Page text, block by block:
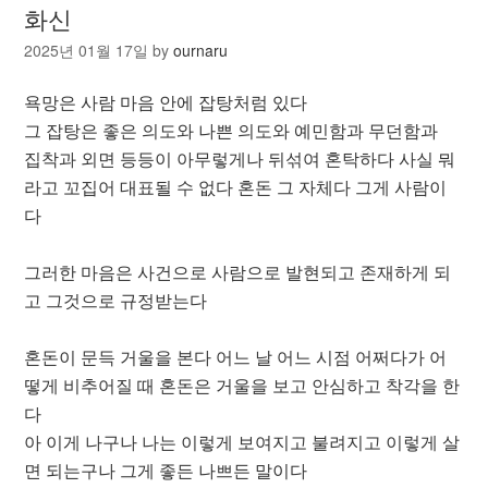
화신
2025년 01월 17일 byournaru
욕망은 사람 마음 안에 잡탕처럼 있다
그 잡탕은 좋은 의도와 나쁜 의도와 예민함과 무던함과
집착과 외면 등등이 아무렇게나 뒤섞여 혼탁하다 사실 뭐
라고 꼬집어 대표될 수 없다 혼돈 그 자체다 그게 사람이
다
그러한 마음은 사건으로 사람으로 발현되고 존재하게 되
고 그것으로 규정받는다
혼돈이 문득 거울을 본다 어느 날 어느 시점 어쩌다가 어
떻게 비추어질 때 혼돈은 거울을 보고 안심하고 착각을 한
다
아 이게 나구나 나는 이렇게 보여지고 불려지고 이렇게 살
면 되는구나 그게 좋든 나쁘든 말이다